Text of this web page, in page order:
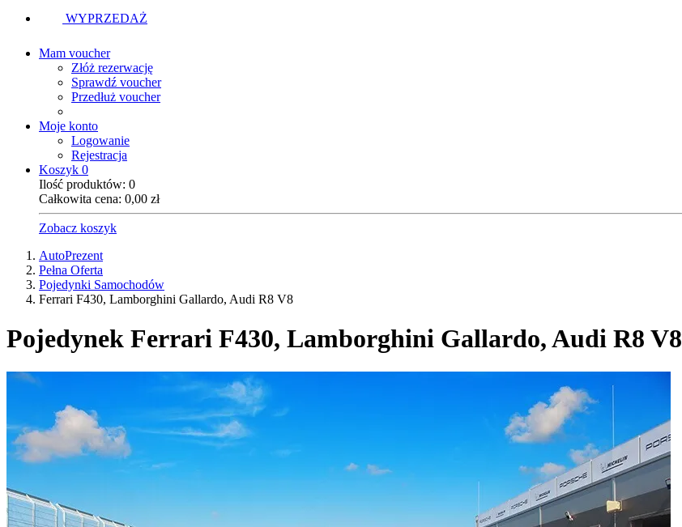
WYPRZEDAŻ
Mam voucher
Złóż rezerwację
Sprawdź voucher
Przedłuż voucher
Moje konto
Logowanie
Rejestracja
Koszyk 0
Ilość produktów: 0
Całkowita cena: 0,00 zł
Zobacz koszyk
AutoPrezent
Pełna Oferta
Pojedynki Samochodów
Ferrari F430, Lamborghini Gallardo, Audi R8 V8
Pojedynek Ferrari F430, Lamborghini Gallardo, Audi R8 V8